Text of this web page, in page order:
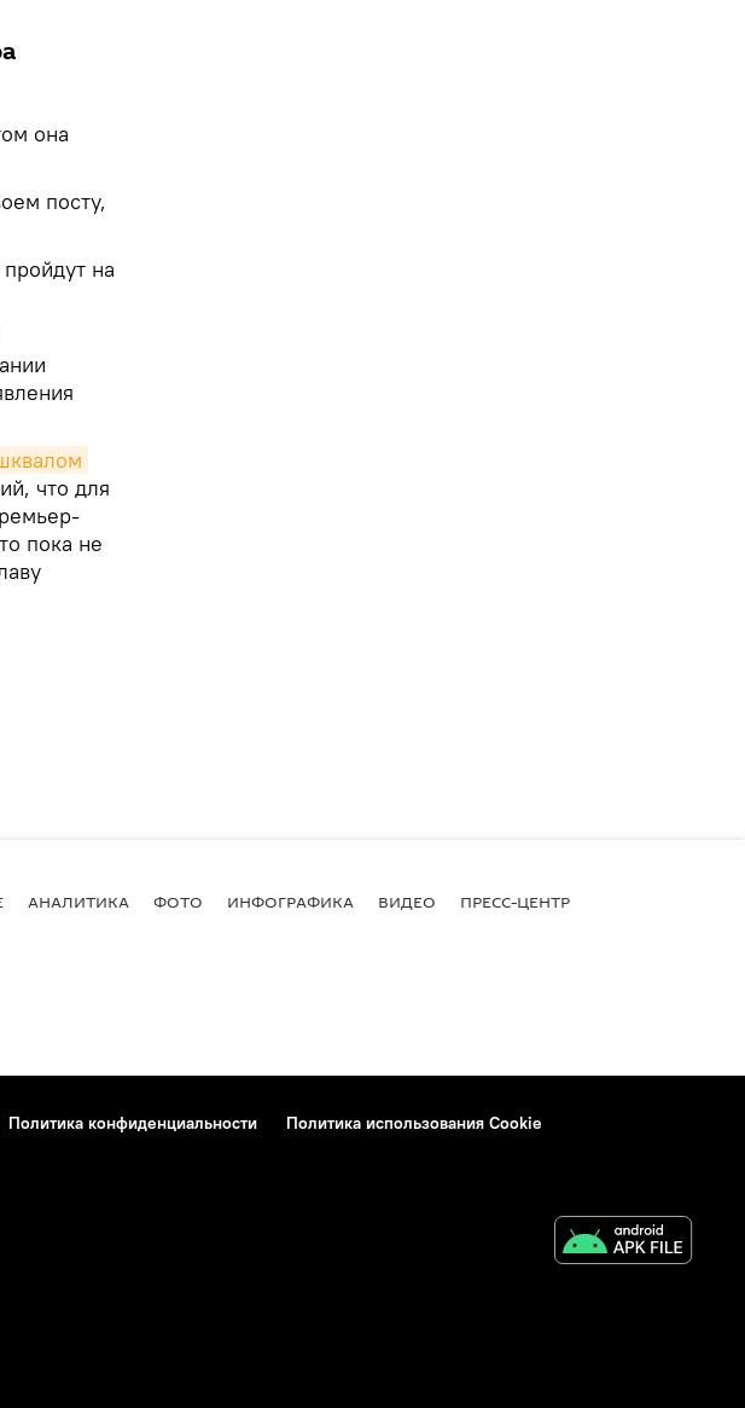
она
посту,
на
что для
пока не
АНАЛИТИКА ФОТО ИНФОГРАФИКА ВИДЕО ПРЕСС-ЦЕНТР
Политика конфиденциальности
Политика использования Cookie